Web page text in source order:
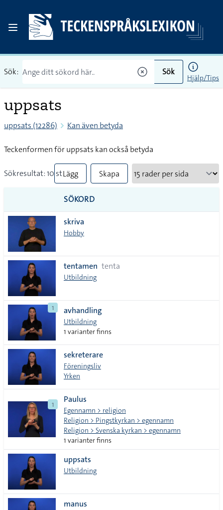
Sök: Sök
Hjälp/Tips
uppsats
uppsats (12286) Kan även betyda
Teckenformen för uppsats kan också betyda
Sökresultat: 10 stLägg
till
alla i
lista
Skapa
SÖKORD
skriva
Hobby
tentamen tenta
Utbildning
1 avhandling
Utbildning
1 varianter finns
sekreterare
Föreningsliv
Yrken
1 Paulus
Egennamn > religion
Religion > Pingstkyrkan > egennamn
Religion > Svenska kyrkan > egennamn
1 varianter finns
uppsats
Utbildning
manus